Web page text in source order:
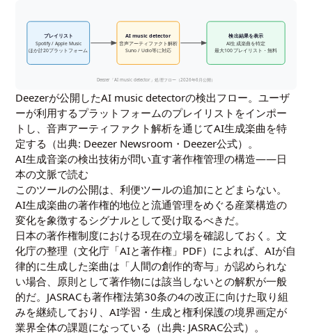
プレイリスト
Spotify / Apple Music
ほか計20プラットフォーム
AI music detector
音声アーティファクト解析
Suno / Udio等に対応
検出結果を表示
AI生成楽曲を特定
最大100プレイリスト・無料
Deezer「AI music detector」処理フロー（2026年6月公開）
Deezerが公開したAI music detectorの検出フロー。ユーザ
ーが利用するプラットフォームのプレイリストをインポー
トし、音声アーティファクト解析を通じてAI生成楽曲を特
定する（出典: Deezer Newsroom・Deezer公式）。
AI生成音楽の検出技術が問い直す著作権管理の構造——日
本の文脈で読む
このツールの公開は、利便ツールの追加にとどまらない。
AI生成楽曲の著作権的地位と流通管理をめぐる産業構造の
変化を象徴するシグナルとして受け取るべきだ。
日本の著作権制度における現在の立場を確認しておく。文
化庁の整理（文化庁「AIと著作権」PDF）によれば、AIが自
律的に生成した楽曲は「人間の創作的寄与」が認められな
い場合、原則として著作物には該当しないとの解釈が一般
的だ。JASRACも著作権法第30条の4の改正に向けた取り組
みを継続しており、AI学習・生成と権利保護の境界画定が
業界全体の課題になっている（出典: JASRAC公式）。